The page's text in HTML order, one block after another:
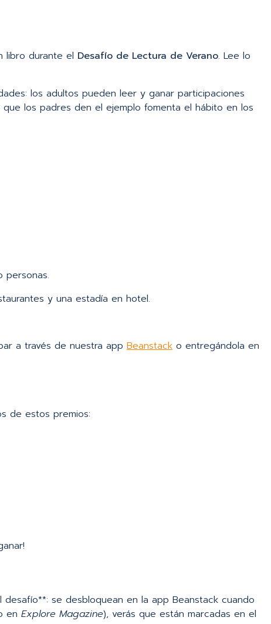
libro durante el Desafío de Lectura de Verano. Lee lo
los adultos pueden leer y ganar participaciones
los padres den el ejemplo fomenta el hábito en los
personas.
y una estadía en hotel.
a través de nuestra app Beanstack o entregándola en
de estos premios:
se desbloquean en la app Beanstack cuando
en Explore Magazine), verás que están marcadas en el